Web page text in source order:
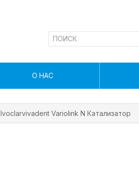
О НАС
Ivoclarvivadent Variolink N Катализатор